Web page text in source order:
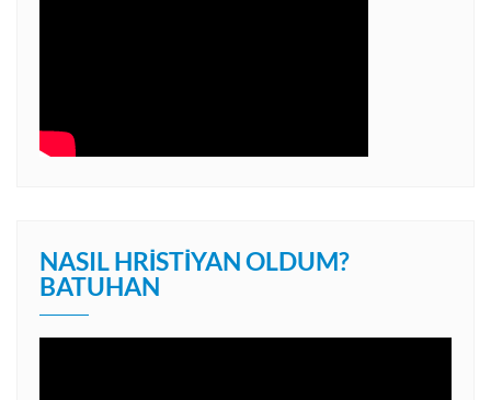
NASIL HRISTIYAN OLDUM?
BATUHAN